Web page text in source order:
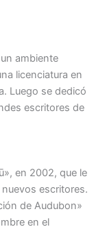
ambiente
licenciatura en
Luego se dedicó
escritores de
en 2002, que le
escritores.
de Audubon»
en el